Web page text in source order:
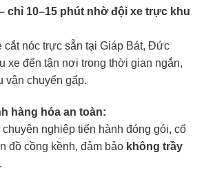
chỉ 10–15 phút nhờ đội xe trực khu
cắt nóc trực sẵn tại Giáp Bát, Đức
xe đến tận nơi trong thời gian ngắn,
vận chuyển gấp.
hàng hóa an toàn:
nghiệp tiến hành đóng gói, cố
đồ cồng kềnh, đảm bảo không trầy
.